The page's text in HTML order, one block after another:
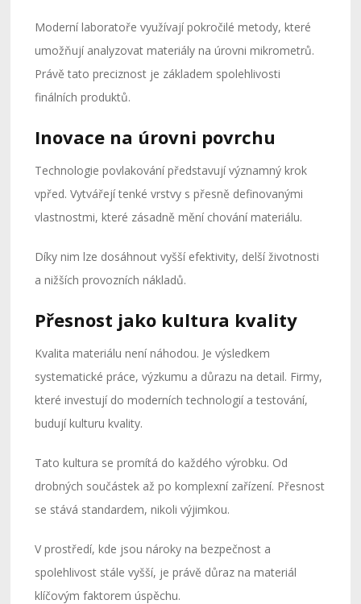
Moderní laboratoře využívají pokročilé metody, které
umožňují analyzovat materiály na úrovni mikrometrů.
Právě tato preciznost je základem spolehlivosti
finálních produktů.
Inovace na úrovni povrchu
Technologie povlakování představují významný krok
vpřed. Vytvářejí tenké vrstvy s přesně definovanými
vlastnostmi, které zásadně mění chování materiálu.
Díky nim lze dosáhnout vyšší efektivity, delší životnosti
a nižších provozních nákladů.
Přesnost jako kultura kvality
Kvalita materiálu není náhodou. Je výsledkem
systematické práce, výzkumu a důrazu na detail. Firmy,
které investují do moderních technologií a testování,
budují kulturu kvality.
Tato kultura se promítá do každého výrobku. Od
drobných součástek až po komplexní zařízení. Přesnost
se stává standardem, nikoli výjimkou.
V prostředí, kde jsou nároky na bezpečnost a
spolehlivost stále vyšší, je právě důraz na materiál
klíčovým faktorem úspěchu.